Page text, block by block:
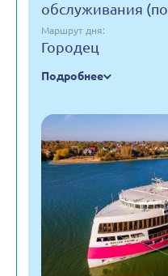
обслуживания
Маршрут дня:
Городец
Подробнее